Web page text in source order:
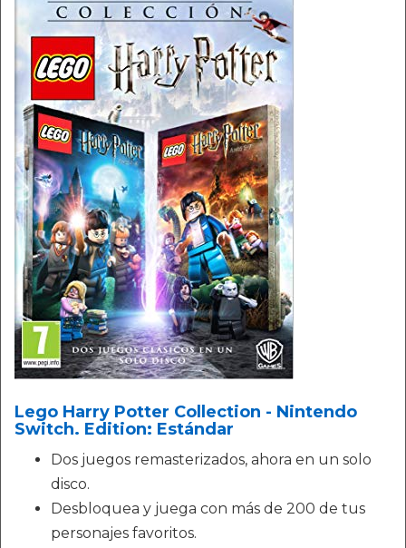
Lego Harry Potter Collection - Nintendo
Switch. Edition: Estándar
Dos juegos remasterizados, ahora en un solo
disco.
Desbloquea y juega con más de 200 de tus
personajes favoritos.